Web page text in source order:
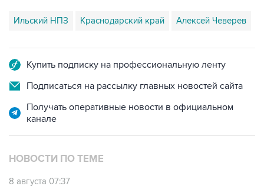
Ильский НПЗ Краснодарский край Алексей Чеверев
Купить подписку на профессиональную ленту
Подписаться на рассылку главных новостей сайта
Получать оперативные новости в официальном
канале
НОВОСТИ ПО ТЕМЕ
8 августа 07:37